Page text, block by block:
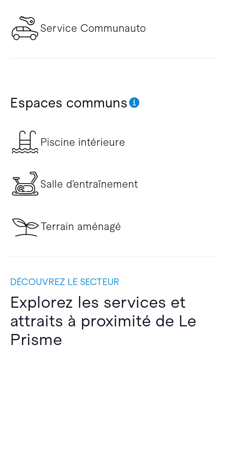
Service Communauto
Espaces communs
Piscine intérieure
Salle d’entraînement
Terrain aménagé
DÉCOUVREZ LE SECTEUR
Explorez les services et
attraits à proximité de Le
Prisme